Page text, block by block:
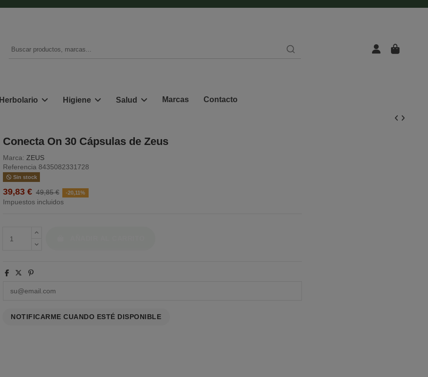
Herbolario Higiene Salud Marcas Contacto
Conecta On 30 Cápsulas de Zeus
Marca: ZEUS
Referencia 8435082331728
Sin stock
39,83 € 49,85 € -20,11%
Impuestos incluidos